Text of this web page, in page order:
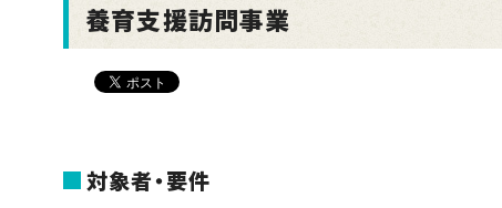
養育支援訪問事業
対象者・要件